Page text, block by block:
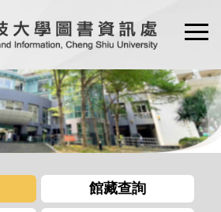
館藏查詢